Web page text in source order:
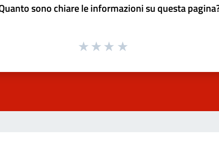
sono chiare le informazioni su questa